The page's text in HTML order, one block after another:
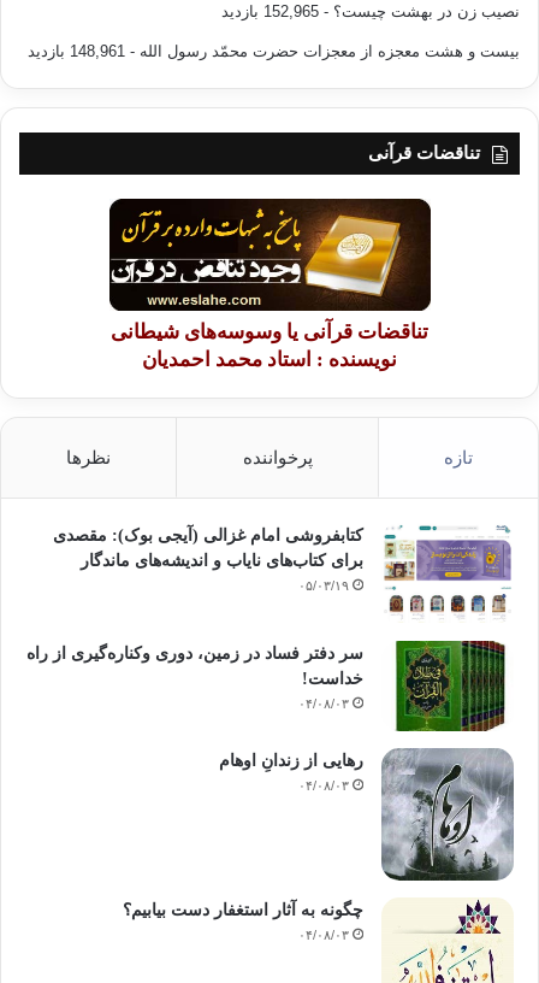
نصیب زن در بهشت چیست؟ - 152,965 بازدید
بیست و هشت معجزه از معجزات حضرت محمّد رسول الله - 148,961 بازدید
تناقضات قرآنی
تناقضات قرآنی یا وسوسه‌های شیطانی
نویسنده : استاد محمد احمدیان
تازه پرخواننده نظرها
کتابفروشی امام غزالی (آیجی بوک): مقصدی
برای کتاب‌های نایاب و اندیشه‌های ماندگار
۰۵/۰۳/۱۹
سر دفتر فساد در زمین‌، دوری وکناره‌گیری از راه
خداست‌!
۰۴/۰۸/۰۳
رهایی از زندانِ اوهام
۰۴/۰۸/۰۳
چگونه به آثار استغفار دست بیابیم؟
۰۴/۰۸/۰۳